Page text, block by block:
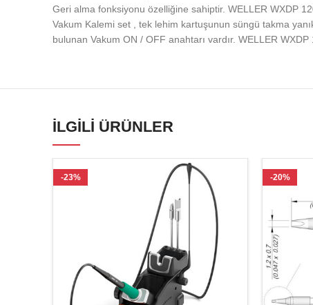
Geri alma fonksiyonu özelliğine sahiptir. WELLER WXDP
Vakum Kalemi set , tek lehim kartuşunun süngü takma
bulunan Vakum ON / OFF anahtarı vardır. WELLER WXDP
İLGILI ÜRÜNLER
-23% -20%